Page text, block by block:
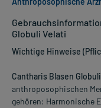
Globuli Velati
Wichtige Hinweise
Cantharis Blasen
anthroposophischen
gehören: Harmonische